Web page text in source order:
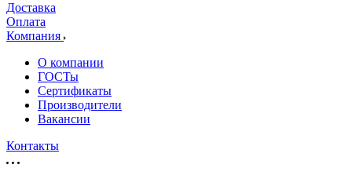
Доставка
Оплата
Компания
О компании
ГОСТы
Сертификаты
Производители
Вакансии
Контакты